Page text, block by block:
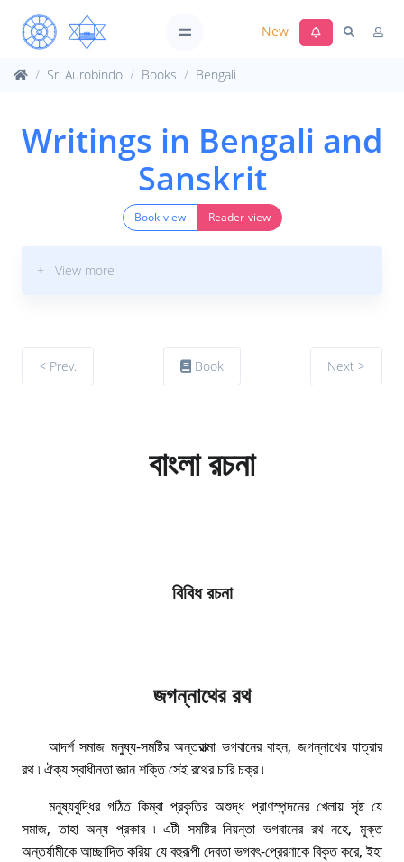
New
Sri Aurobindo Books Bengali
Writings in Bengali and
Sanskrit
Book-view Reader-view
+ View more
< Prev. Book Next >
বাংলা রচনা
বিবিধ রচনা
জগন্নাথের রথ
আদর্শ সমাজ মনুষ্য-সমষ্টির অন্তরাত্মা ভগবানের বাহন, জগন্নাথের যাত্রার
রথ ৷ ঐক্য স্বাধীনতা জ্ঞান শক্তি সেই রথের চারি চক্র ৷
মনুষ্যবুদ্ধির গঠিত কিম্বা প্রকৃতির অশুদ্ধ প্রাণস্পন্দনের খেলায় সৃষ্ট যে
সমাজ, তাহা অন্য প্রকার ৷ এটী সমষ্টির নিয়ন্তা ভগবানের রথ নহে, মুক্ত
অন্তর্যামীকে আচ্ছাদিত করিয়া যে বহুরূপী দেবতা ভগবৎ-প্রেরণাকে বিকৃত করে, ইহা